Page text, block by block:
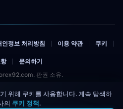
인정보 처리방침 이용 약관 쿠키
문의하기
판권 소유.
위험을 수반하며 투자한 자본을 잃을 수 있습니
시기 바랍니다. 이 사이트에는 제휴 링크가 포
위해 쿠키를 사용합니다. 계속 탐색하
의 쿠키 정책.